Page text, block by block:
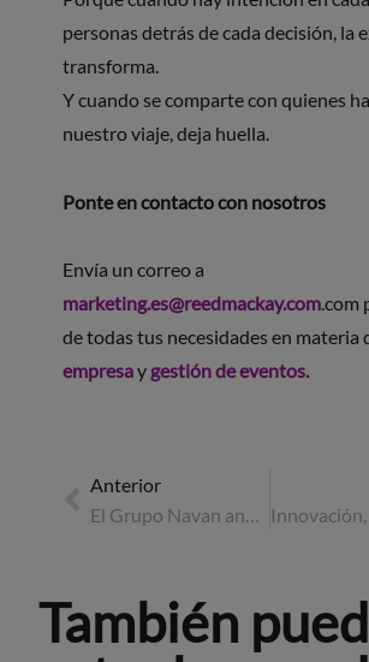
personas detrás de cada decisión, la
transforma.
Y cuando se comparte con quienes
nuestro viaje, deja huella.
Ponte en contacto con nosotros
Envía un correo a
marketing.es@reedmackay.com.com
de todas tus necesidades en materia
empresay gestión de eventos.
Anterior
El Grupo Navan anuncia nombramientos de directivos
También